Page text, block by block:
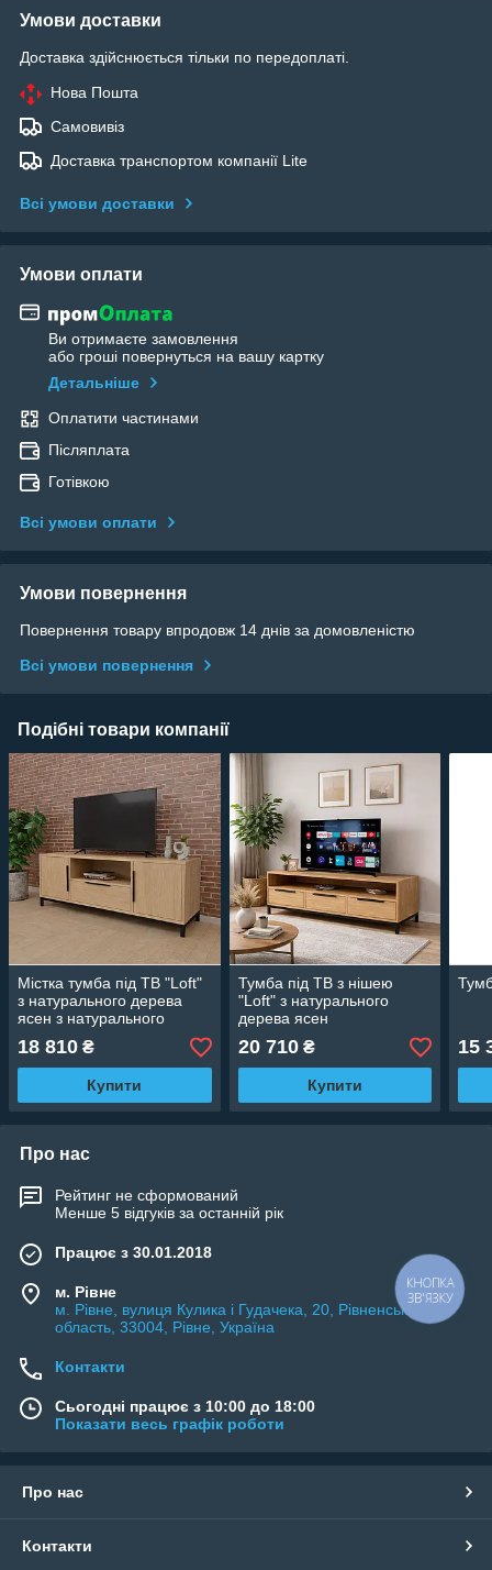
Умови доставки
Доставка здійснюється тільки по передоплаті.
Нова Пошта
Самовивіз
Доставка транспортом компанії Lite
Всі умови доставки
Умови оплати
Ви отримаєте замовлення
або гроші повернуться на вашу картку
Детальніше
Оплатити частинами
Післяплата
Готівкою
Всі умови оплати
Умови повернення
Повернення товару впродовж 14 днів за домовленістю
Всі умови повернення
Подібні товари компанії
Містка тумба під ТВ "Loft"
з натурального дерева
ясен з натурального
18 810 ₴
Купити
Тумба під ТВ з нішею
"Loft" з натурального
дерева ясен
20 710₴
Купити
15
Про нас
Рейтинг не сформований
Менше 5 відгуків за останній рік
Працює з 30.01.2018
м. Рівне
м. Рівне, вулиця Кулика і Гудачека, 20, Рівненська
область, 33004, Рівне, Україна
Контакти
Сьогодні працює з 10:00 до 18:00
Показати весь графік роботи
Про нас
Контакти
КНОПКА
ЗВ'ЯЗКУ